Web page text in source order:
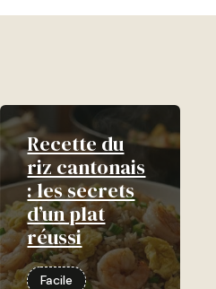
Recette du
riz cantonais
: les secrets
d’un plat
réussi
Facile